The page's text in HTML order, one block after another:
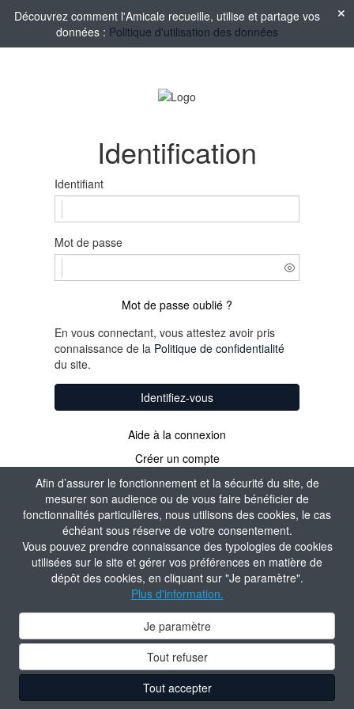
Afin d’assurer le fonctionnement et la sécurité du site, de
mesurer son audience ou de vous faire bénéficier de
fonctionnalités particulières, nous utilisons des cookies, le cas
échéant sous réserve de votre consentement.
Vous pouvez prendre connaissance des typologies de cookies
utilisées sur le site et gérer vos préférences en matière de
dépôt des cookies, en cliquant sur "Je paramètre".
Plus d'information.
Je paramètre
Tout refuser
Tout accepter
Découvrez comment l'Amicale recueille, utilise et partage vos
données : Politique d'utilisation des données
Identification
Identifiant
Mot de passe
Mot de passe oublié ?
En vous connectant, vous attestez avoir pris
connaissance de la Politique de confidentialité
du site.
Identifiez-vous
Aide à la connexion
Créer un compte